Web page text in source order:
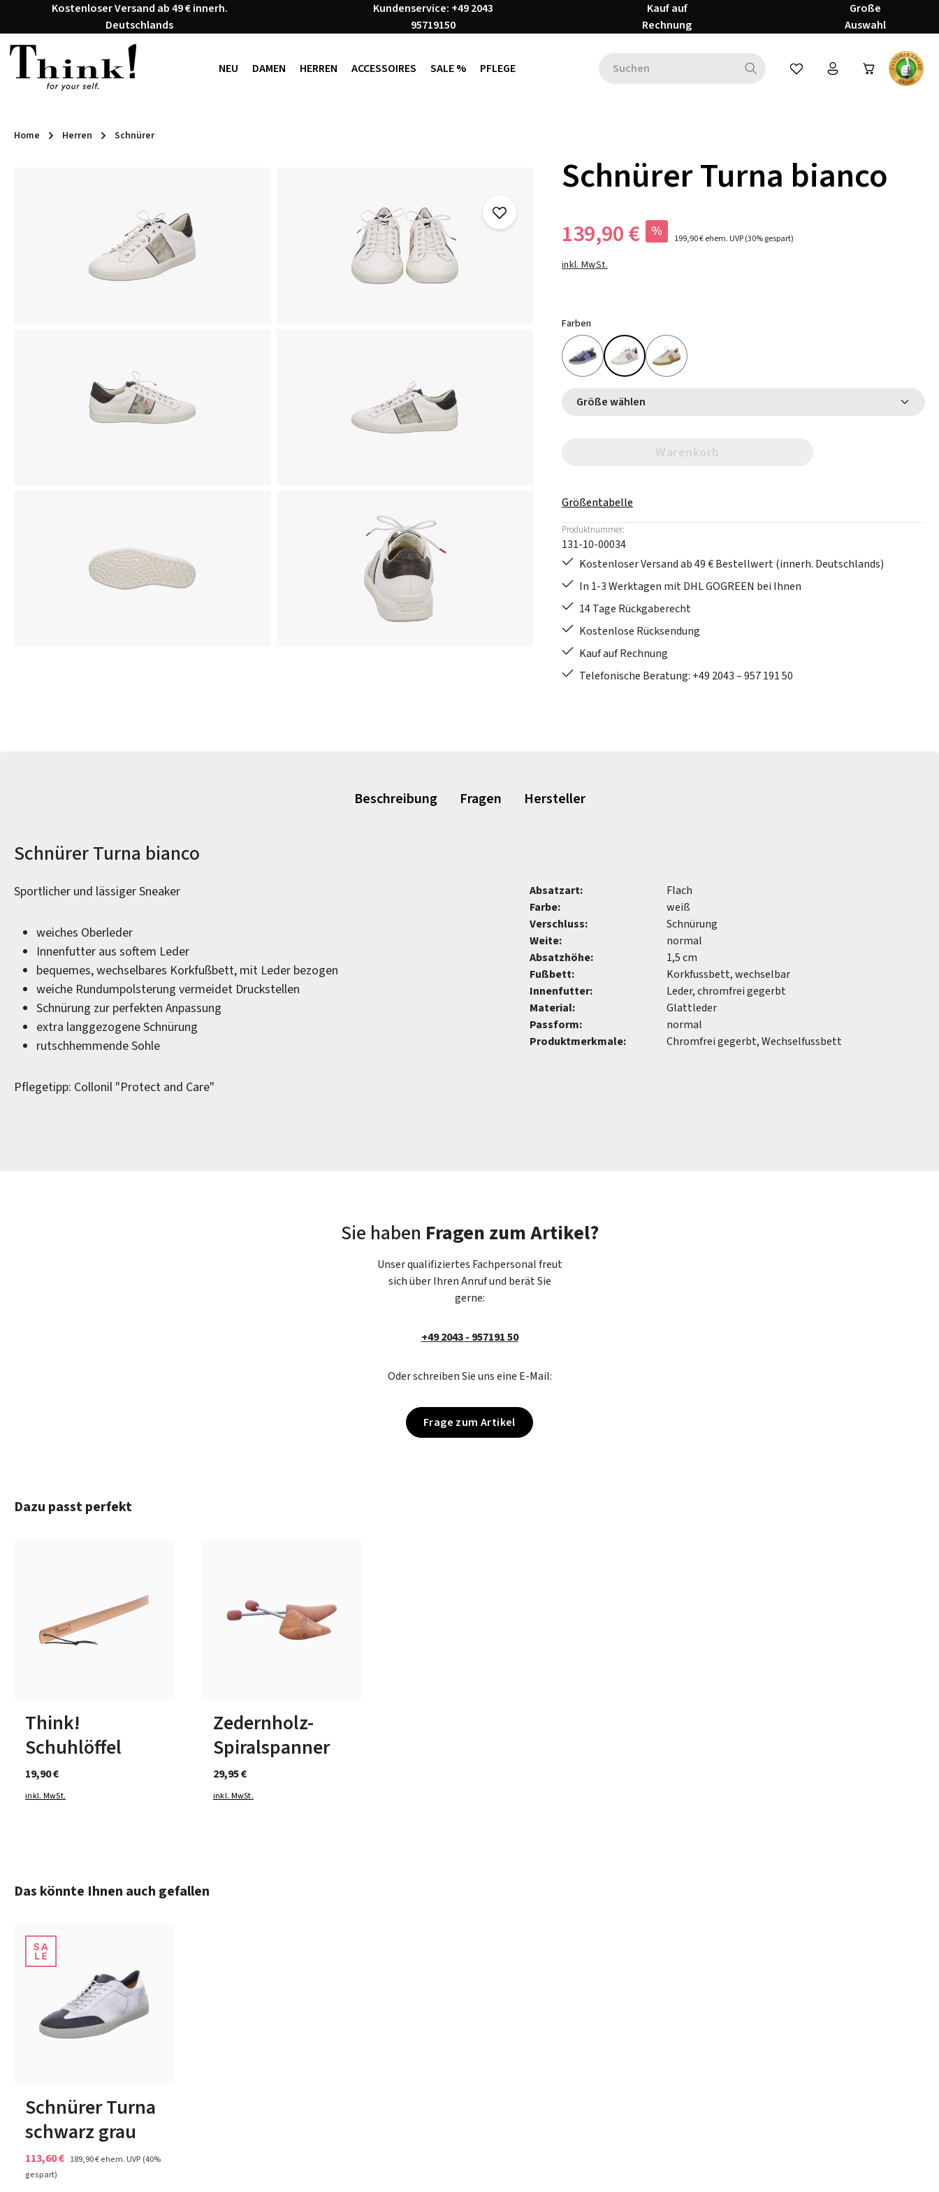
Hauptinhalt springen
Zur Suche springen
Zur Hauptnavigation springen
Kostenloser Versand ab 49 € innerh.
Deutschlands
Kundenservice: +49 2043
95719150
Kauf auf
Rechnung
Große
Auswahl
NEU DAMEN HERREN ACCESSOIRES SALE % PFLEGE Du hast 0 Produkte auf dem
Home Herren Schnürer
Schnürer Turna bianco
139,90 € % 199,90 €ehem. UVP(30% gespart)
inkl. MwSt.
Farben
Größe wählen
Warenkorb
Größentabelle
Produktnummer:
131-10-00034
Kostenloser Versand ab 49 € Bestellwert (innerh. Deutschlands)
In 1-3 Werktagen mit DHL GOGREEN bei Ihnen
14 Tage Rückgaberecht
Kostenlose Rücksendung
Kauf auf Rechnung
Telefonische Beratung: +49 2043 – 957 191 50
Beschreibung Fragen Hersteller
Produktinformationen
Schnürer Turna bianco
Sportlicher und lässiger Sneaker
weiches Oberleder
Innenfutter aus softem Leder
bequemes, wechselbares Korkfußbett, mit Leder bezogen
weiche Rundumpolsterung vermeidet Druckstellen
Schnürung zur perfekten Anpassung
extra langgezogene Schnürung
rutschhemmende Sohle
Pflegetipp: Collonil "Protect and Care"
Absatzart:
Flach
Farbe:
weiß
Verschluss:
Schnürung
Weite:
normal
Absatzhöhe:
1,5 cm
Fußbett:
Korkfussbett, wechselbar
Innenfutter:
Leder, chromfrei gegerbt
Material:
Glattleder
Passform:
normal
Produktmerkmale:
Chromfrei gegerbt, Wechselfussbett
Sie haben Fragen zum Artikel?
Unser qualifiziertes Fachpersonal freut
sich über Ihren Anruf und berät Sie
gerne:
+49 2043 - 957191 50
Oder schreiben Sie uns eine E-Mail:
Frage zum Artikel
Produktgalerie überspringen
Dazu passt perfekt
Think!
Schuhlöffel
19,90 €
inkl. MwSt.
Zedernholz-
Spiralspanner
29,95 €
inkl. MwSt.
Produktgalerie überspringen
Das könnte Ihnen auch gefallen
Schnürer Turna
schwarz grau
113,60 € 189,90 €ehem. UVP(40%
gespart)